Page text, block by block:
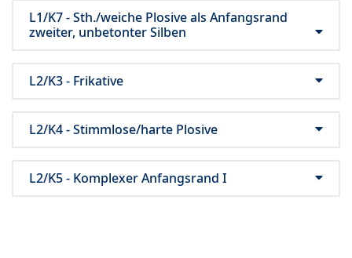
L1/K7 - Sth./weiche Plosive als Anfangsrand
zweiter, unbetonter Silben
L2/K3 - Frikative
L2/K4 - Stimmlose/harte Plosive
L2/K5 - Komplexer Anfangsrand I